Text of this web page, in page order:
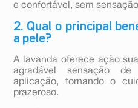
e confortável, sem
2. Qual o principal
a pele?
A lavanda oferece ação
agradável sensação
aplicação, tornando o
prazeroso.